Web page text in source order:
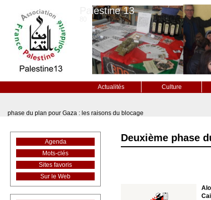
Palestine 13
Actualités Culture
phase du plan pour Gaza : les raisons du blocage
Deuxième phase
Agenda
Mots-clés
Sites favoris
Sur le Web